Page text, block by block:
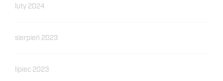
luty 2024
sierpień 2023
lipiec 2023